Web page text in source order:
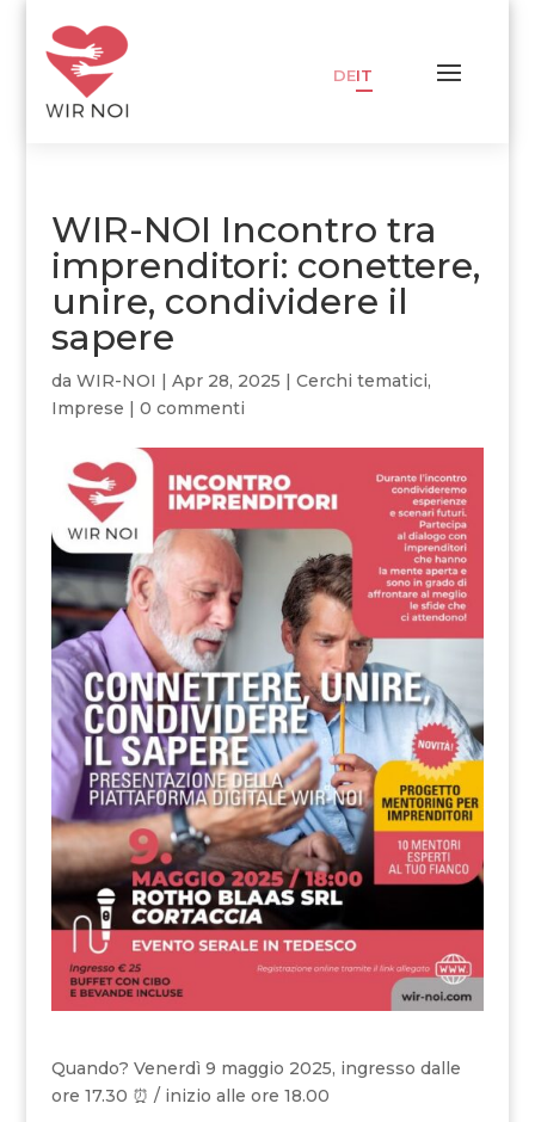
DEIT
WIR-NOI Incontro tra
imprenditori: conettere,
unire, condividere il
sapere
da WIR-NOI | Apr 28, 2025 | Cerchi tematici,
Imprese | 0 commenti
Quando? Venerdì 9 maggio 2025, ingresso dalle
ore 17.30 ⏰ / inizio alle ore 18.00